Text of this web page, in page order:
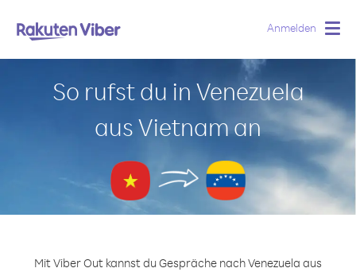
Anmelden
So rufst du in Venezuela
aus Vietnam an
Mit Viber Out kannst du Gespräche nach Venezuela aus